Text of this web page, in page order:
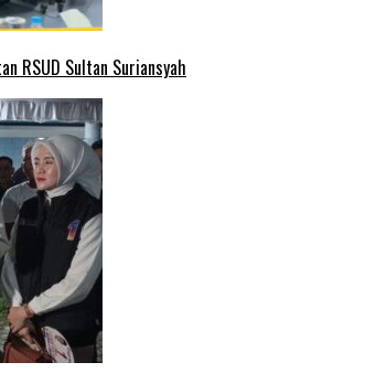
RSUD Sultan Suriansyah